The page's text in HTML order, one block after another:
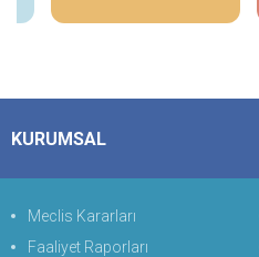
KURUMSAL
Meclis Kararları
Faaliyet Raporları